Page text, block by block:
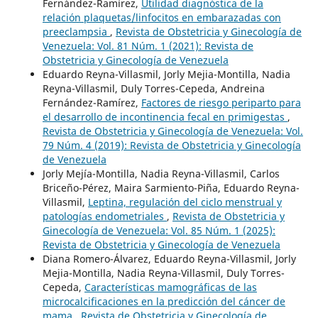
Fernández-Ramírez, Utilidad diagnóstica de la
relación plaquetas/linfocitos en embarazadas con
preeclampsia , Revista de Obstetricia y Ginecología de
Venezuela: Vol. 81 Núm. 1 (2021): Revista de
Obstetricia y Ginecología de Venezuela
Eduardo Reyna-Villasmil, Jorly Mejia-Montilla, Nadia
Reyna-Villasmil, Duly Torres-Cepeda, Andreina
Fernández-Ramírez, Factores de riesgo periparto para
el desarrollo de incontinencia fecal en primigestas ,
Revista de Obstetricia y Ginecología de Venezuela: Vol.
79 Núm. 4 (2019): Revista de Obstetricia y Ginecología
de Venezuela
Jorly Mejía-Montilla, Nadia Reyna-Villasmil, Carlos
Briceño-Pérez, Maira Sarmiento-Piña, Eduardo Reyna-
Villasmil, Leptina, regulación del ciclo menstrual y
patologías endometriales , Revista de Obstetricia y
Ginecología de Venezuela: Vol. 85 Núm. 1 (2025):
Revista de Obstetricia y Ginecología de Venezuela
Diana Romero-Álvarez, Eduardo Reyna-Villasmil, Jorly
Mejia-Montilla, Nadia Reyna-Villasmil, Duly Torres-
Cepeda, Características mamográficas de las
microcalcificaciones en la predicción del cáncer de
mama , Revista de Obstetricia y Ginecología de